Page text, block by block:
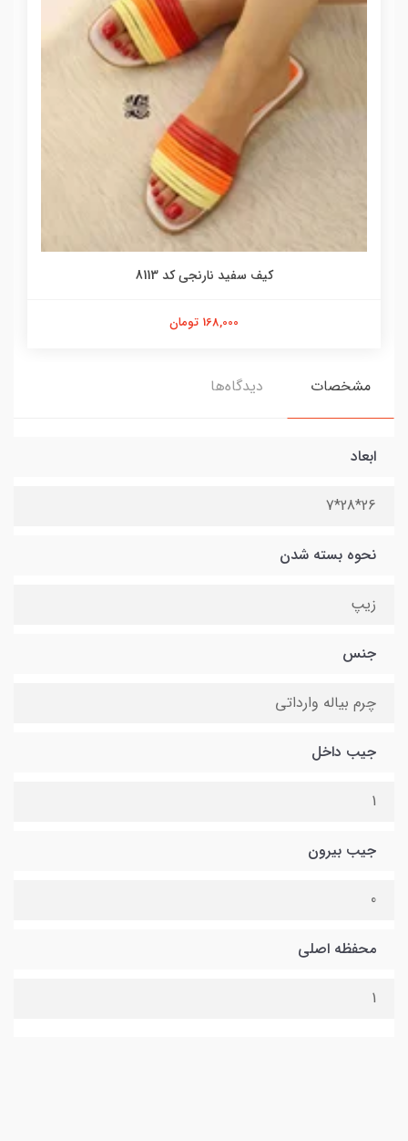
کیف سفید نارنجی کد 8113
168,000 تومان
مشخصات دیدگاه‌ها
ابعاد
26*28*7
نحوه بسته شدن
زیپ
جنس
چرم بیاله وارداتی
جیب داخل
1
جیب بیرون
0
محفظه اصلی
1